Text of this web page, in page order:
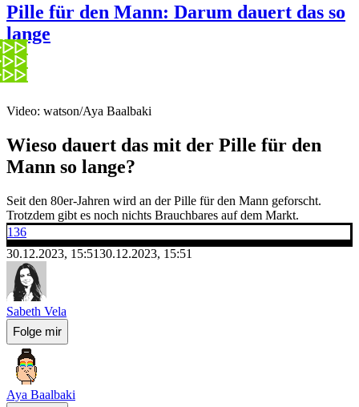
Pille für den Mann: Darum dauert das so
lange
Video: watson/Aya Baalbaki
Wieso dauert das mit der Pille für den
Mann so lange?
Seit den 80er-Jahren wird an der Pille für den Mann geforscht.
Trotzdem gibt es noch nichts Brauchbares auf dem Markt.
136
30.12.2023, 15:5130.12.2023, 15:51
Sabeth Vela
Folge mir
Aya Baalbaki